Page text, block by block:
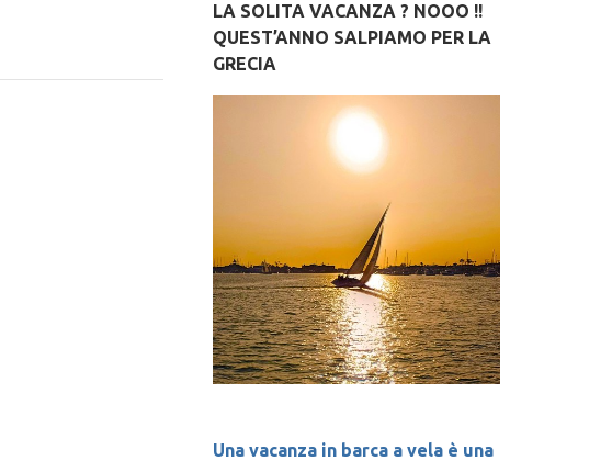
LA SOLITA VACANZA ? NOOO !!
QUEST’ANNO SALPIAMO PER LA
GRECIA
Una vacanza in barca a vela è una